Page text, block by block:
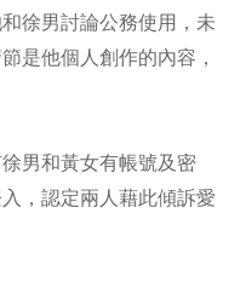
徐男討論公務使用，未
是他個人創作的內容，
男和黃女有帳號及密
，認定兩人藉此傾訴愛